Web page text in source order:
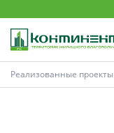
Реализованные проекты